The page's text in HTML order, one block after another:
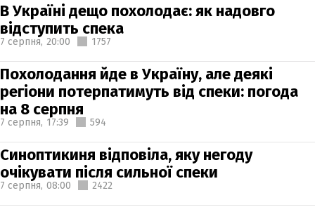
В Україні дещо похолодає: як надовго
відступить спека
7 серпня, 20:00 1757
Похолодання йде в Україну, але деякі
регіони потерпатимуть від спеки: погода
на 8 серпня
7 серпня, 17:39 594
Синоптикиня відповіла, яку негоду
очікувати після сильної спеки
7 серпня, 08:00 2422